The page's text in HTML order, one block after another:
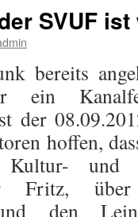
SVUF
bereits
ein
der
hoffen,
Kultur- und
Fritz,
und den